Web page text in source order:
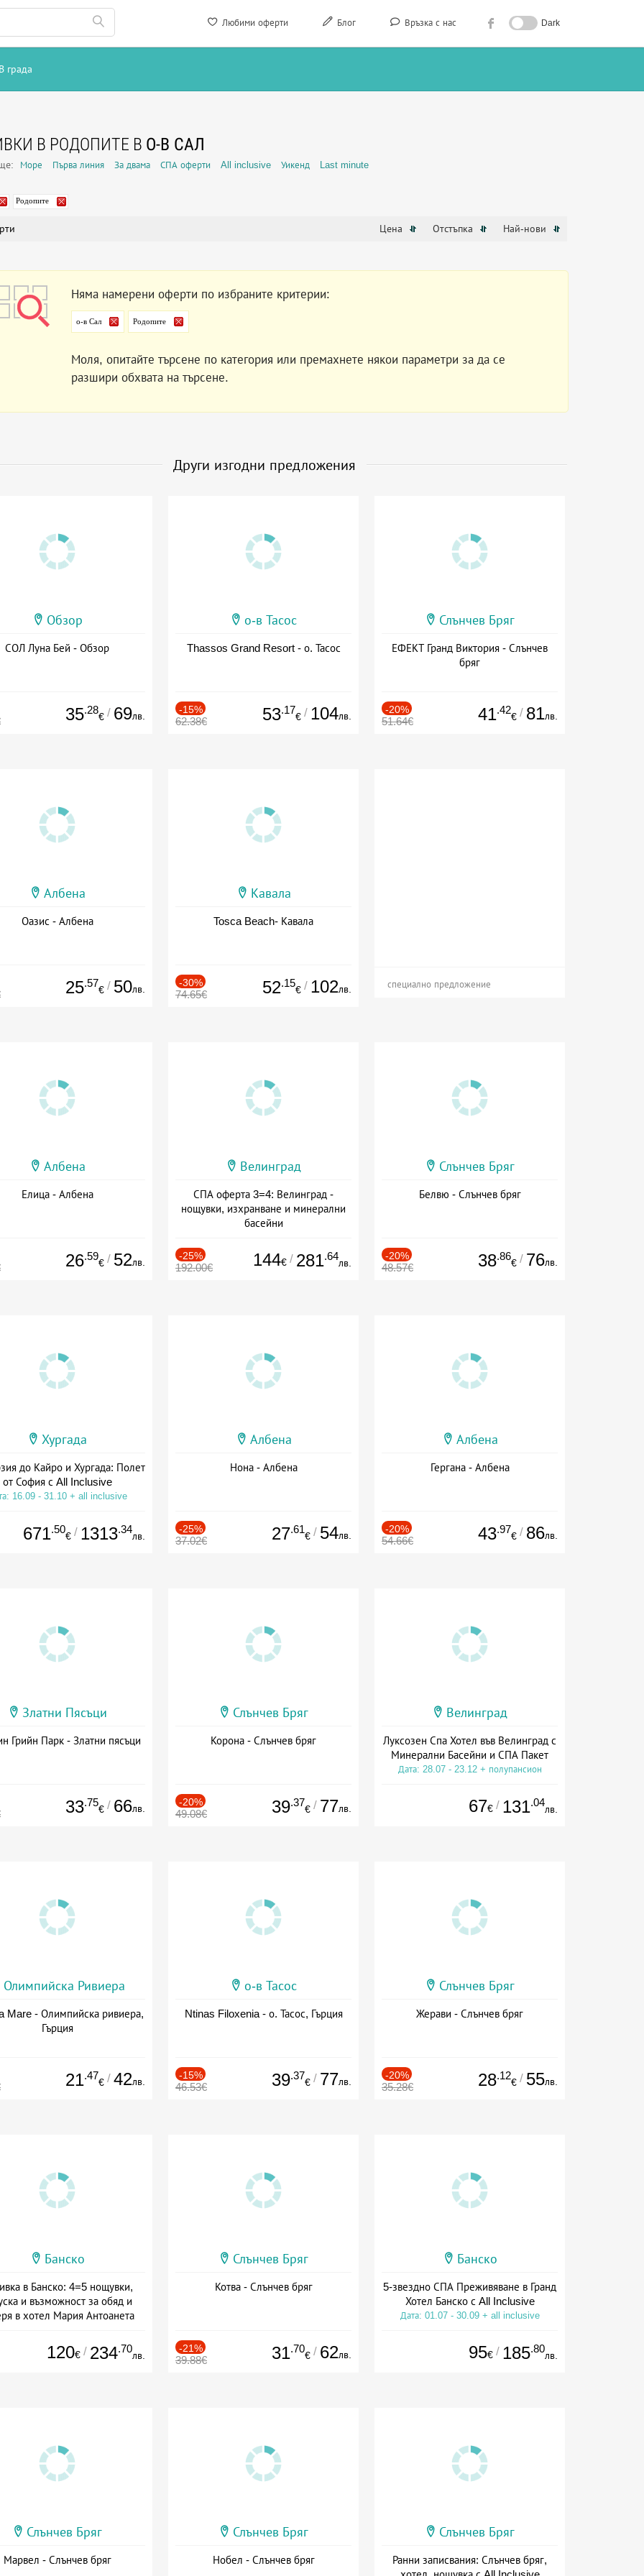
Любими оферти Блог Връзка с нас Dark
В града
В РОДОПИТЕ В О-В САЛ
Море Първа линия За двама СПА оферти All inclusive Уикенд Last minute
Родопите
Цена Отстъпка Най-нови
Няма намерени оферти по избраните критерии:
о-в Сал Родопите
Моля, опитайте търсене по категория или премахнете някои параметри за да се
разшири обхвата на търсене.
Други изгодни предложения
Обзор
СОЛ Луна Бей - Обзор
35.28
€ / 69лв.
о-в Тасос
Thassos Grand Resort - о. Тасос
-15%
62.38€ 53.17
€ / 104лв.
Слънчев Бряг
ЕФЕКТ Гранд Виктория - Слънчев
бряг
-20%
51.64€ 41.42
€ / 81лв.
Албена
Оазис - Албена
25.57
€ / 50лв.
Кавала
Tosca Beach- Кавала
-30%
74.65€ 52.15
€ / 102лв. специално предложение
Албена
Елица - Албена
26.59
€ / 52лв.
Велинград
СПА оферта 3=4: Велинград -
нощувки, изхранване и минерални
басейни
-25%
192.00€ 144€ / 281.64
лв.
Слънчев Бряг
Белвю - Слънчев бряг
-20%
48.57€ 38.86
€ / 76лв.
Хургада
до Кайро и Хургада: Полет
от София с All Inclusive
16.09 - 31.10 + all inclusive
671.50
€ / 1313.34
лв.
Албена
Нона - Албена
-25%
37.02€ 27.61
€ / 54лв.
Албена
Гергана - Албена
-20%
54.66€ 43.97
€ / 86лв.
Златни Пясъци
Грийн Парк - Златни пясъци
33.75
€ / 66лв.
Слънчев Бряг
Корона - Слънчев бряг
-20%
49.08€ 39.37
€ / 77лв.
Велинград
Луксозен Спа Хотел във Велинград с
Минерални Басейни и СПА Пакет
Дата: 28.07 - 23.12 + полупансион
67€ / 131.04
лв.
Олимпийска Ривиера
Mare - Олимпийска ривиера,
Гърция
21.47
€ / 42лв.
о-в Тасос
Ntinas Filoxenia - о. Тасос, Гърция
-15%
46.53€ 39.37
€ / 77лв.
Слънчев Бряг
Жерави - Слънчев бряг
-20%
35.28€ 28.12
€ / 55лв.
Банско
в Банско: 4=5 нощувки,
и възможност за обяд и
в хотел Мария Антоанета
120€ / 234.70
лв.
Слънчев Бряг
Котва - Слънчев бряг
-21%
39.88€ 31.70
€ / 62лв.
Банско
5-звездно СПА Преживяване в Гранд
Хотел Банско с All Inclusive
Дата: 01.07 - 30.09 + all inclusive
95€ / 185.80
лв.
Слънчев Бряг
Марвел - Слънчев бряг
Слънчев Бряг
Нобел - Слънчев бряг
Слънчев Бряг
Ранни записвания: Слънчев бряг,